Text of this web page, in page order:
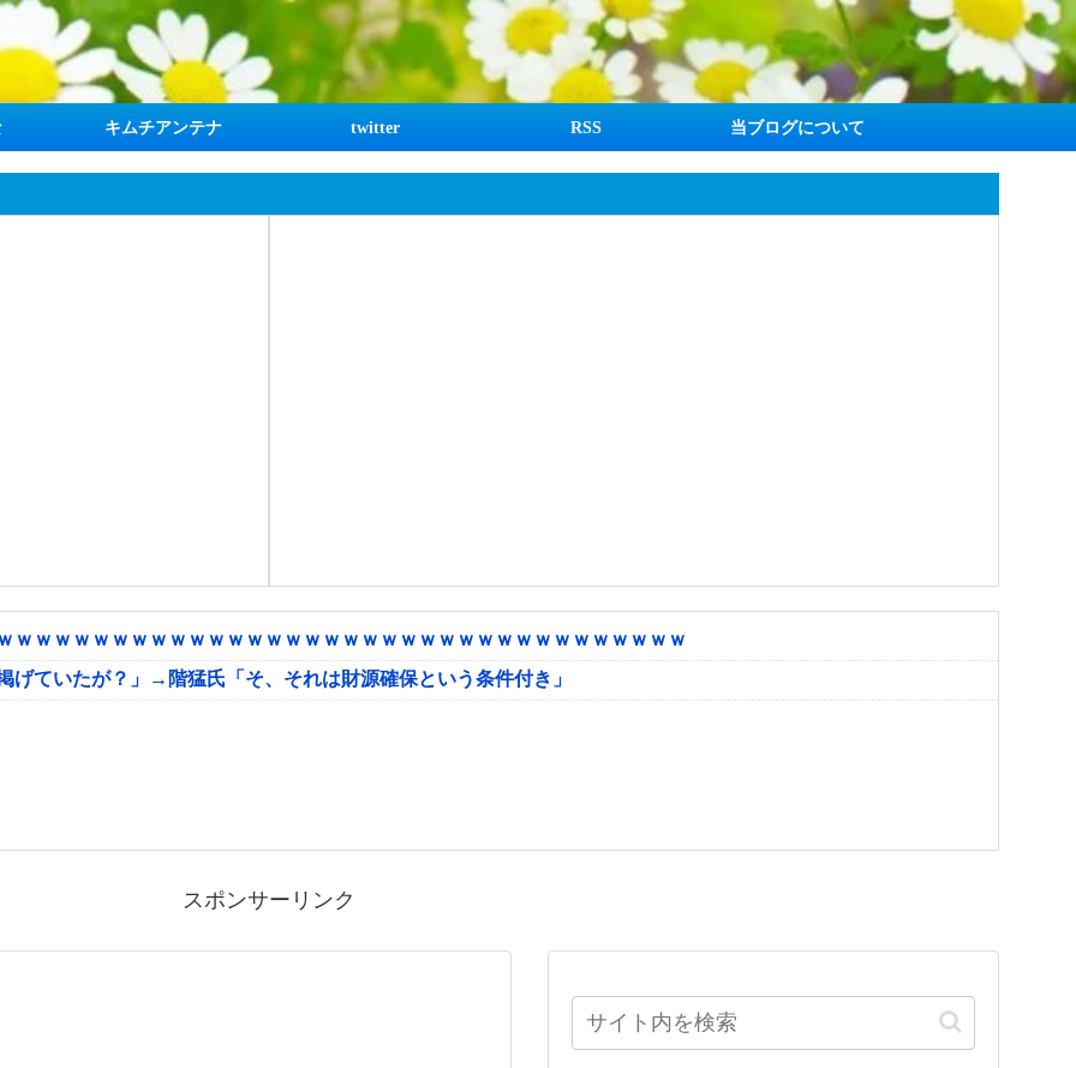
キムチアンテナ twitter RSS 当ブログについて
ｗｗｗｗｗｗｗｗｗｗｗｗｗｗｗｗｗｗｗｗｗｗｗｗｗｗｗｗｗｗｗｗｗｗ
ていたが？」→階猛氏「そ、それは財源確保という条件付き」
スポンサーリンク